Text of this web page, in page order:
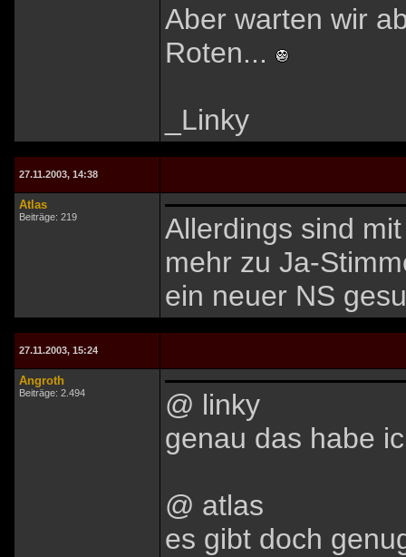
Aber warten wir
Roten...
_Linky
27.11.2003, 14:38
Atlas
Beiträge: 219
Allerdings sind
mehr zu Ja-
ein neuer NS
27.11.2003, 15:24
Angroth
Beiträge: 2.494
@ linky
genau das habe
@ atlas
es gibt doch